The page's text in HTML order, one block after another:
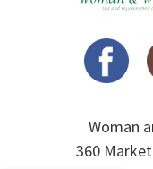
Woman
360